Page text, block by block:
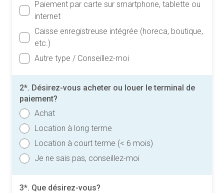
Paiement par carte sur smartphone, tablette ou
internet
Caisse enregistreuse intégrée (horeca, boutique,
etc.)
Autre type / Conseillez-moi
2*. Désirez-vous acheter ou louer le terminal de
paiement?
Achat
Location à long terme
Location à court terme (< 6 mois)
Je ne sais pas, conseillez-moi
3*. Que désirez-vous?